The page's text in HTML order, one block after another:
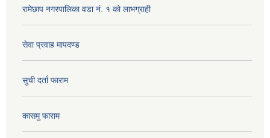
रामेछाप नगरपालिका वडा नं. १ को लाभग्राही
सेवा प्रवाह मापदण्ड
सुची दर्ता फाराम
कासमु फाराम